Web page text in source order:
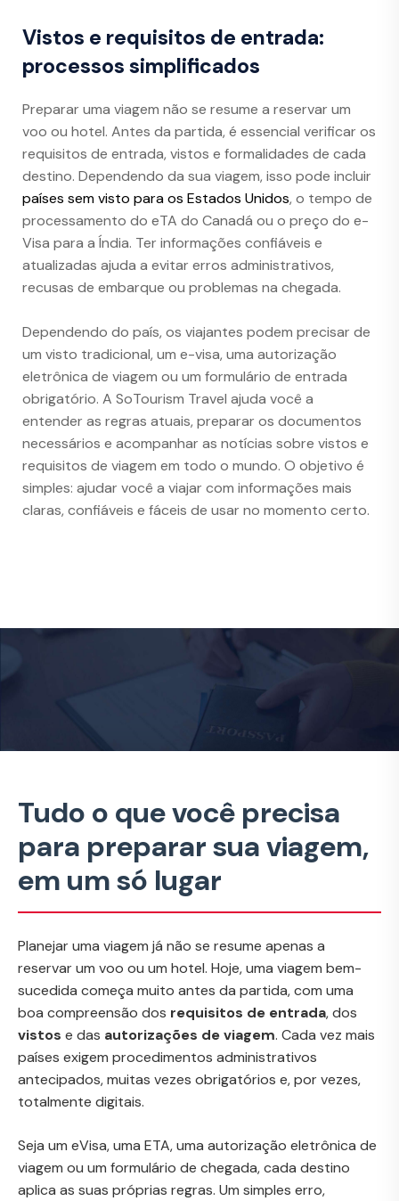
Vistos e requisitos de entrada:
processos simplificados
Preparar uma viagem não se resume a reservar um
voo ou hotel. Antes da partida, é essencial verificar os
requisitos de entrada, vistos e formalidades de cada
destino. Dependendo da sua viagem, isso pode incluir
países sem visto para os Estados Unidos, o tempo de
processamento do eTA do Canadá ou o preço do e-
Visa para a Índia. Ter informações confiáveis e
atualizadas ajuda a evitar erros administrativos,
recusas de embarque ou problemas na chegada.
Dependendo do país, os viajantes podem precisar de
um visto tradicional, um e-visa, uma autorização
eletrônica de viagem ou um formulário de entrada
obrigatório. A SoTourism Travel ajuda você a
entender as regras atuais, preparar os documentos
necessários e acompanhar as notícias sobre vistos e
requisitos de viagem em todo o mundo. O objetivo é
simples: ajudar você a viajar com informações mais
claras, confiáveis e fáceis de usar no momento certo.
Tudo o que você precisa
para preparar sua viagem,
em um só lugar
Planejar uma viagem já não se resume apenas a
reservar um voo ou um hotel. Hoje, uma viagem bem-
sucedida começa muito antes da partida, com uma
boa compreensão dos requisitos de entrada, dos
vistos e das autorizações de viagem. Cada vez mais
países exigem procedimentos administrativos
antecipados, muitas vezes obrigatórios e, por vezes,
totalmente digitais.
Seja um eVisa, uma ETA, uma autorização eletrônica de
viagem ou um formulário de chegada, cada destino
aplica as suas próprias regras. Um simples erro,